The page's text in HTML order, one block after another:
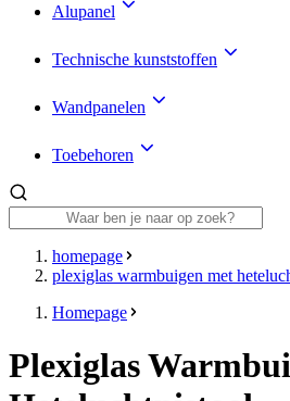
Alupanel
Technische kunststoffen
Wandpanelen
Toebehoren
homepage
plexiglas warmbuigen met
Homepage
Plexiglas